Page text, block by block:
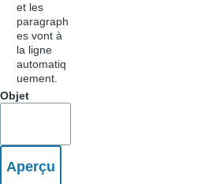
et les
paragraph
es vont à
la ligne
automatiq
uement.
Objet